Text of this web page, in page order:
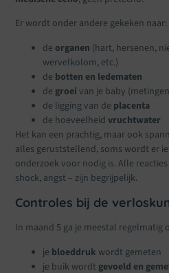
Er wordt onder andere gekeken naar:
de organen (hart, hersenen,
wervelkolom, etc.)
de botten en ledematen
de groei van je baby
de ligging van de placenta
de hoeveelheidvruchtwater
Het kan een prachtig, maar ook
alles geruststellend, soms wordt er
onderzoek voor nodig is. Alle
shock, angst – zijn begrijpelijk.
Controles bij de
In maand 5 ga je meestal regelmatig
je bloeddruk wordt gemeten
je buik wordt gevoeld en